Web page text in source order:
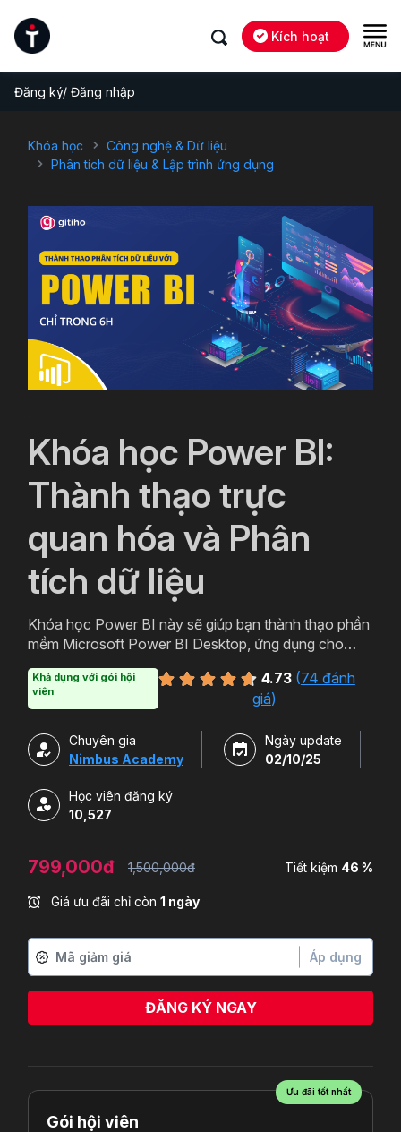
Kích hoạt
Đăng ký/ Đăng nhập
Khóa học
Công nghệ & Dữ liệu
Phân tích dữ liệu & Lập trình ứng dụng
Khóa học Power BI:
Thành thạo trực
quan hóa và Phân
tích dữ liệu
Khóa học Power BI này sẽ giúp bạn thành thạo phần
mềm Microsoft Power BI Desktop, ứng dụng cho
và phân tích dữ liệu kinh doanh, tăng trưởng Doanh
nghiệp.
Khả dụng với gói hội
viên
4.73(74 đánh
giá)
Chuyên gia
Nimbus Academy
Ngày update
02/10/25
Học viên đăng ký
10,527
799,000đ 1,500,000đ Tiết kiệm 46 %
Giá ưu đãi chỉ còn 1 ngày
Áp dụng
ĐĂNG KÝ NGAY
Ưu đãi tốt nhất
Gói hội viên